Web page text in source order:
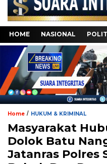
HOME NASIONAL
Home / HUKUM & KRIMINAL
Masyarakat
Dolok Batu
Jatanras Polres